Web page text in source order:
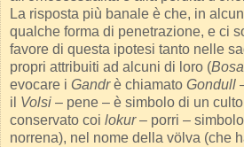
La risposta più banale è che, in
qualche forma di penetrazione, e ci
favore di questa ipotesi tanto nelle
propri attribuiti ad alcuni di loro (
evocare i Gandrè chiamato Gondull
il Volsi – pene – è simbolo di un
conservato coi lokur– porri –
norrena), nel nome della völva (che